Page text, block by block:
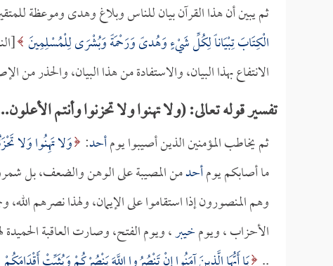
ثم يبين أن هذا القرآن بيان للناس وبلاغ وهدى وموعظة
الْكِتَابَ تِبْيَاناً لِكُلِّ شَيْءٍ وَهُدىً وَرَحْمَةً وَبُشْرَى لِلْمُسْلِمِينَ
الانتفاع بهذا البيان، والاستفادة من هذا البيان، والحذر من
تفسير قوله تعالى: (ولا تهنوا ولا تحزنوا وأنتم
ثم يخاطب المؤمنين الذين أصيبوا يومأحد: وَلا تَهِنُوا وَلا
ما أصابكم يومأحدمن المصيبة على الوهن والضعف، بل
وهم المنصورون إذا استقاموا على الإيمان، ولهذا نصرهم
الأحزاب ، ويومخيبر، ويوم الفتح، وصارت العاقبة